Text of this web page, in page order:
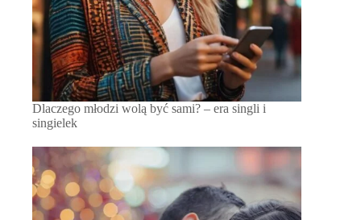
Dlaczego młodzi wolą być sami? – era singli i
singielek